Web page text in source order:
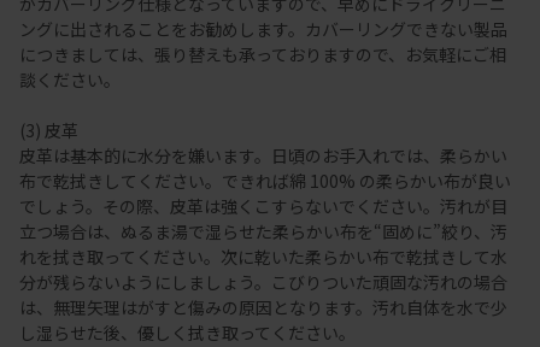
ングに出されることをお勧めします。カバーリングできない製品
につきましては、張り替えも承っておりますので、お気軽にご相
談ください。
(3) 皮革
皮革は基本的に水分を嫌います。日頃のお手入れでは、柔らかい
布で乾拭きしてください。できれば綿 100% の柔らかい布が良い
でしょう。その際、皮革は強くこすらないでください。汚れが目
立つ場合は、ぬるま湯で湿らせた柔らかい布を“固めに”絞り、汚
れを拭き取ってください。次に乾いた柔らかい布で乾拭きして水
分が残らないようにしましょう。こびりついた頑固な汚れの場合
は、無理矢理はがすと傷みの原因となります。汚れ自体を水で少
し湿らせた後、優しく拭き取ってください。